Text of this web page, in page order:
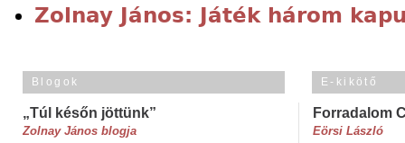
Zolnay János: Játék három
Blogok
„Túl későn jöttünk”
Zolnay János blogja
E-kikötő
Forradalom
Eörsi László